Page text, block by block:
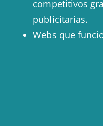
competitivos
publicitarias.
Webs que